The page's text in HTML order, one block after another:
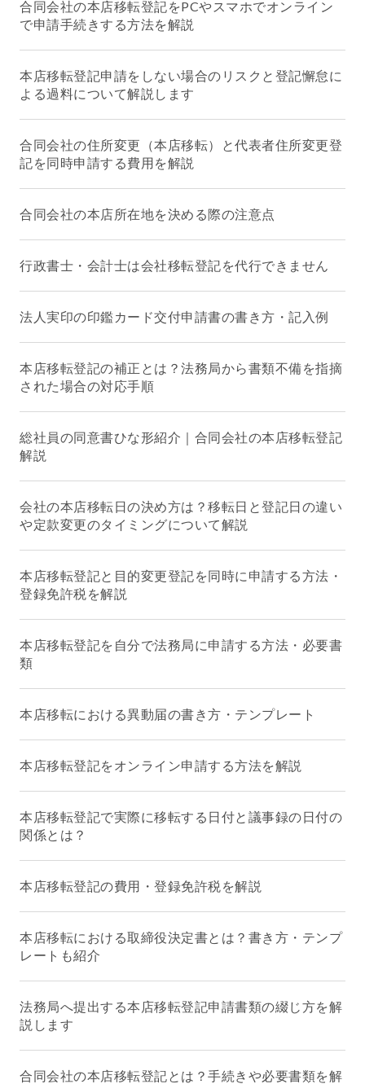
合同会社の本店移転登記をPCやスマホでオンライン
で申請手続きする方法を解説
本店移転登記申請をしない場合のリスクと登記懈怠に
よる過料について解説します
合同会社の住所変更（本店移転）と代表者住所変更登
記を同時申請する費用を解説
合同会社の本店所在地を決める際の注意点
行政書士・会計士は会社移転登記を代行できません
法人実印の印鑑カード交付申請書の書き方・記入例
本店移転登記の補正とは？法務局から書類不備を指摘
された場合の対応手順
総社員の同意書ひな形紹介｜合同会社の本店移転登記
解説
会社の本店移転日の決め方は？移転日と登記日の違い
や定款変更のタイミングについて解説
本店移転登記と目的変更登記を同時に申請する方法・
登録免許税を解説
本店移転登記を自分で法務局に申請する方法・必要書
類
本店移転における異動届の書き方・テンプレート
本店移転登記をオンライン申請する方法を解説
本店移転登記で実際に移転する日付と議事録の日付の
関係とは？
本店移転登記の費用・登録免許税を解説
本店移転における取締役決定書とは？書き方・テンプ
レートも紹介
法務局へ提出する本店移転登記申請書類の綴じ方を解
説します
合同会社の本店移転登記とは？手続きや必要書類を解